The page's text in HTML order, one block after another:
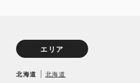
エリア
北海道 北海道